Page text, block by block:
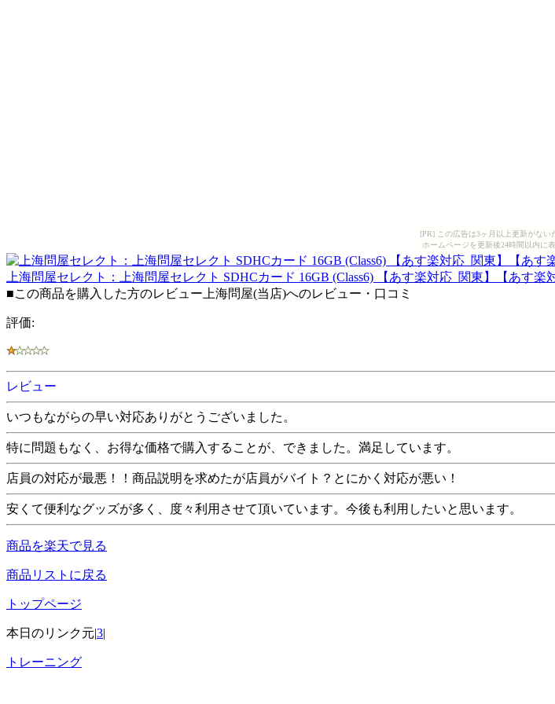
[PR] この広告は3ヶ月以上更新がない
ホームページを更新後24時間以内に
上海問屋セレクト：上海問屋セレクト SDHCカード 16GB (Class6) 【あす楽対応_関東】【あす
■この商品を購入した方のレビュー上海問屋(当店)へのレビュー・口コミ
評価:
レビュー
いつもながらの早い対応ありがとうございました。
特に問題もなく、お得な価格で購入することが、できました。満足しています。
店員の対応が最悪！！商品説明を求めたが店員がバイト？とにかく対応が悪い！
安くて便利なグッズが多く、度々利用させて頂いています。今後も利用したいと思います。
商品を楽天で見る
商品リストに戻る
トップページ
本日のリンク元|3|
トレーニング